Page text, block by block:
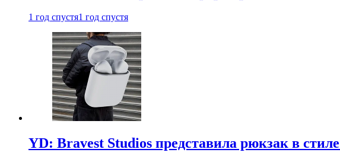
1 год спустя1 год спустя
YD: Bravest Studios представила рюкзак в